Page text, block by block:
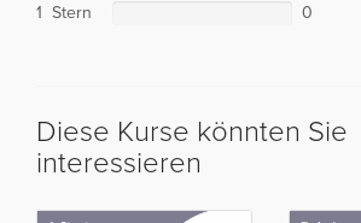
1 Stern
0
Diese Kurse könnten Sie
interessieren